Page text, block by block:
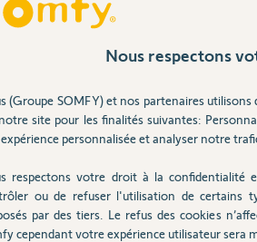
Participer au fil de
Nous respectons
(Groupe SOMFY) et nos partenaires utilisons
site pour les finalités suivantes:
personnalisée et analyser notre
respectons votre droit à la confidentialité
ou de refuser l'utilisation de certains
par des tiers. Le refus des cookies
cependant votre expérience utilisateur sera